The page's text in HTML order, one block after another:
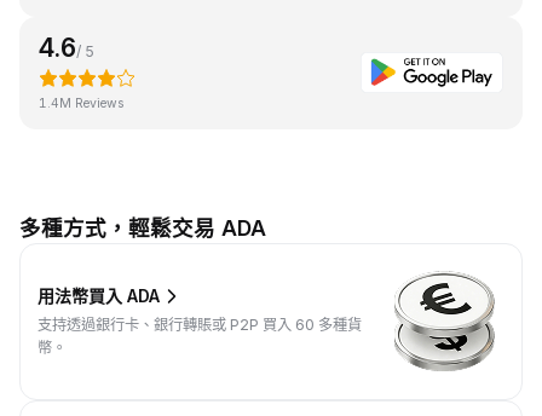
4.6/ 5
1.4M Reviews
多種方式，輕鬆交易 ADA
用法幣買入 ADA
支持透過銀行卡、銀行轉賬或 P2P 買入 60 多種貨
幣。